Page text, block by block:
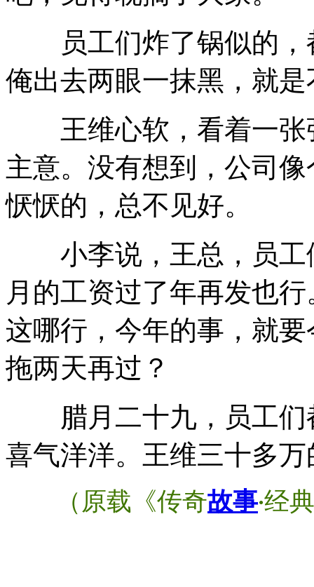
员工们炸了锅似的，
俺出去两眼一抹黑，就
王维心软，看着一张
主意。没有想到，公司
恹恹的，总不见好。
小李说，王总，员工
月的工资过了年再发也
这哪行，今年的事，就
拖两天再过？
腊月二十九，员工们
喜气洋洋。王维三十多
（原载《传奇故事·经